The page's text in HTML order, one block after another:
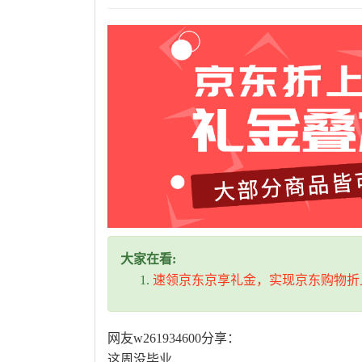
大家在看:
速领京东京享礼金，实现京东购物
网友w261934600分享：